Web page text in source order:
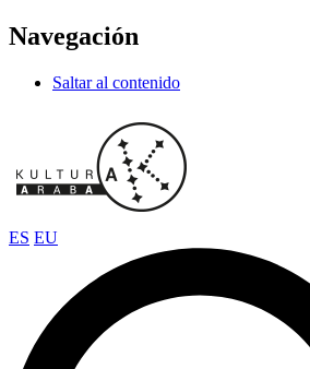
Navegación
Saltar al contenido
ES EU